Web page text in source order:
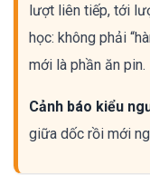
lượt liên tiếp, tới
học: không phải
mới là phần ăn pin.
Cảnh báo kiểu
giữa dốc rồi mới